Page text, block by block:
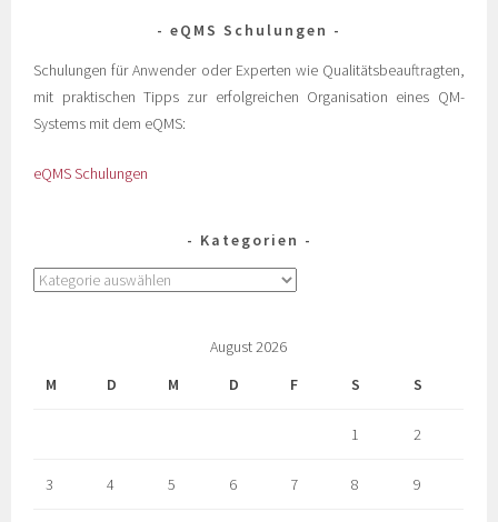
eQMS Schulungen
Schulungen für Anwender oder Experten wie Qualitätsbeauftragten,
mit praktischen Tipps zur erfolgreichen Organisation eines QM-
Systems mit dem eQMS:
eQMS Schulungen
Kategorien
August 2026
M
D M D F S S
1 2
3 4 5 6 7 8 9